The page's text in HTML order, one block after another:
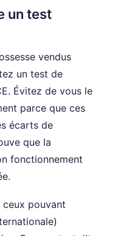
un test
vendus
un test de
Évitez de vous le
parce que ces
écarts de
que la
fonctionnement
pouvant